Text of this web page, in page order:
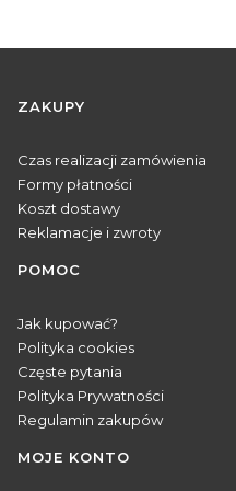
Linki w stopce
ZAKUPY
Czas realizacji zamówienia
Formy płatności
Koszt dostawy
Reklamacje i zwroty
POMOC
Jak kupować?
Polityka cookies
Częste pytania
Polityka Prywatności
Regulamin zakupów
MOJE KONTO